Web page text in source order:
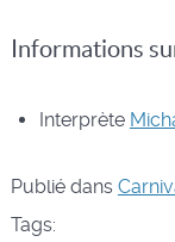
Informations
Interprète
Publié dans
Tags: